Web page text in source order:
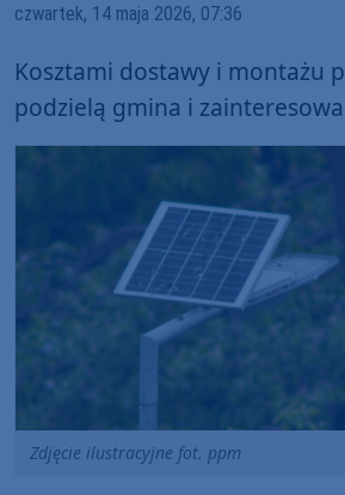
czwartek, 14 maja 2026, 07:36
Kosztami dostawy i montażu
podzielą gmina i
Zdjęcie ilustracyjne fot. ppm